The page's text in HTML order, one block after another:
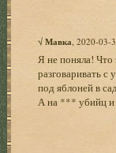
√Мавка , 2020-03-
Я не поняла! Что
разговаривать
под яблоней в
А на *** убийц и